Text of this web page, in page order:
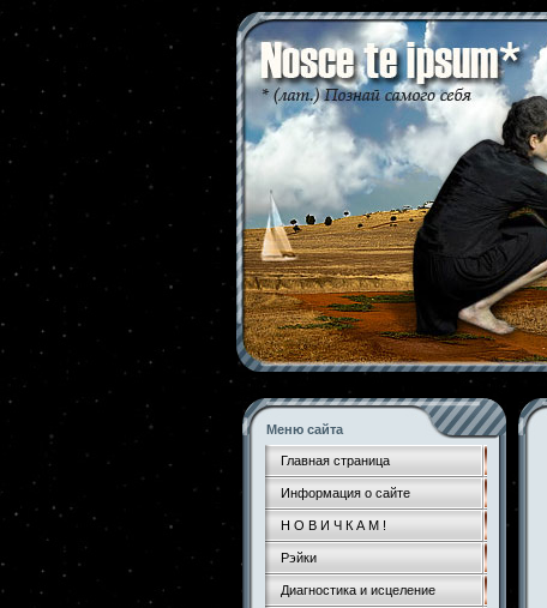
Меню сайта
Главная страница
Информация о сайте
Н О В И Ч К А М !
Рэйки
Диагностика и исцеление